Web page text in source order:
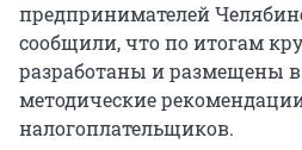
предпринимателей
сообщили, что по итогам
разработаны и размещены
методические
налогоплательщиков.